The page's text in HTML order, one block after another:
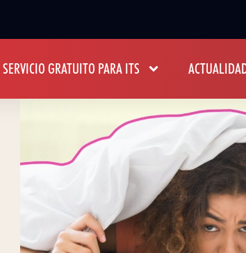
SERVICIO GRATUITO PARA ITS